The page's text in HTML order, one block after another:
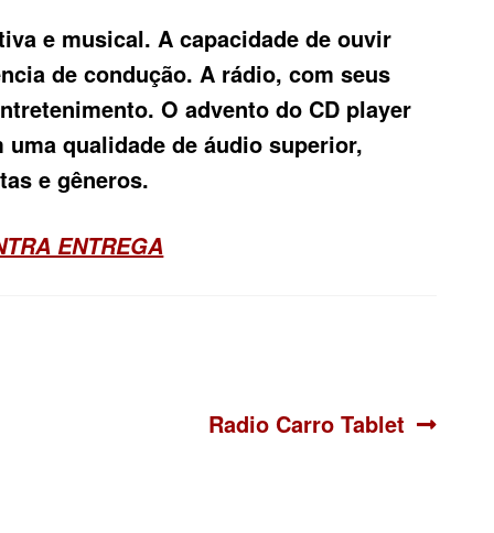
e musical. A capacidade de ouvir
de condução. A rádio, com seus
O advento do CD player
qualidade de áudio superior,
e gêneros.
ENTREGA
Siguiente:
Radio Carro Tablet